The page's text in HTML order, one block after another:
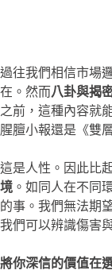
過往我們相信市場
在。然而八卦與揭
之前，這種內容就
腥膻小報還是《雙
這是人性。因此比
境 。如同人在不同
的事。我們無法期
我們可以辨識傷害
將你深信的價值在